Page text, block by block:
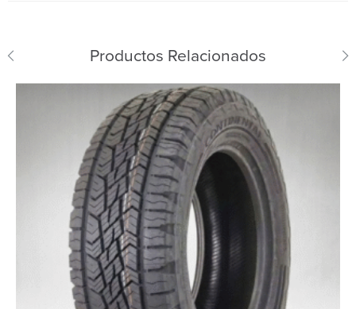
Productos Relacionados